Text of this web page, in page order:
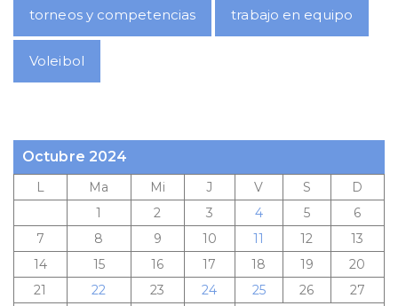
torneos y competencias trabajo en equipo
Voleibol
Octubre 2024
L Ma Mi J V S
D
1
2 3 4 5
6
7
8 9 10 11 12
13
14
15 16 17 18 19
20
21
22 23 24 25 26
27